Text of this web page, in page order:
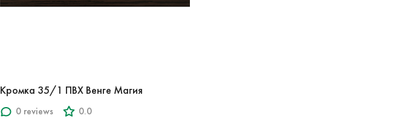
Кромка 35/1 ПВХ Венге Магия
0 reviews 0.0